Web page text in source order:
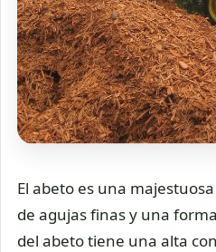
El abeto es una
de agujas finas y una
del abeto tiene una alta